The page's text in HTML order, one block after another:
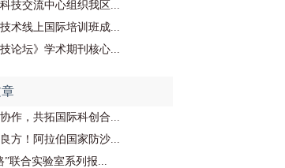
技交流中心组织我区...
术线上国际培训班成...
技论坛》学术期刊核心...
作，共拓国际科创合...
方！阿拉伯国家防沙...
”联合实验室系列报...